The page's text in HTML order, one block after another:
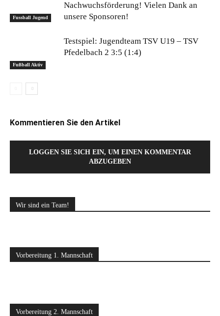
Fussball Jugend
Nachwuchsförderung! Vielen Dank an
unsere Sponsoren!
Fußball Aktiv
Testspiel: Jugendteam TSV U19 – TSV
Pfedelbach 2 3:5 (1:4)
Kommentieren Sie den Artikel
LOGGEN SIE SICH EIN, UM EINEN KOMMENTAR
ABZUGEBEN
Wir sind ein Team!
Vorbereitung 1. Mannschaft
Vorbereitung 2. Mannschaft